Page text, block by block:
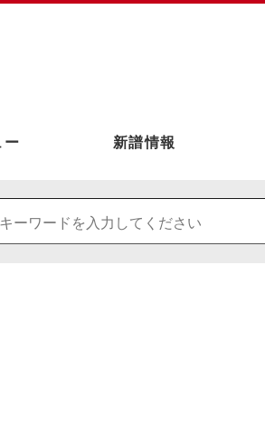
新譜情報